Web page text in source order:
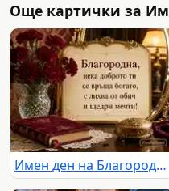
Още картички за
Имен ден на Благородна с бордо карамфили и старинен салон